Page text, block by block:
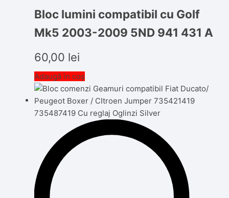
Bloc lumini compatibil cu Golf
Mk5 2003-2009 5ND 941 431 A
60,00 lei
Adaugă în coș